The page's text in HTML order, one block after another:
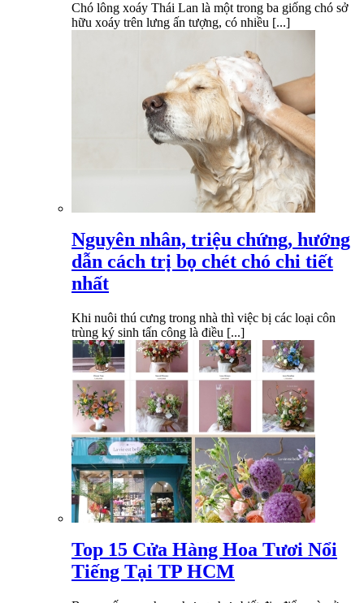
Chó lông xoáy Thái Lan là một trong ba giống chó sở
hữu xoáy trên lưng ấn tượng, có nhiều [...]
Nguyên nhân, triệu chứng, hướng
dẫn cách trị bọ chét chó chi tiết
nhất
Khi nuôi thú cưng trong nhà thì việc bị các loại côn
trùng ký sinh tấn công là điều [...]
Top 15 Cửa Hàng Hoa Tươi Nổi
Tiếng Tại TP HCM